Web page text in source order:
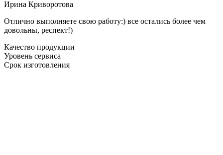
Ирина Криворотова
Отлично выполняете свою работу:) все остались более чем
довольны, респект!)
Качество продукции
Уровень сервиса
Срок изготовления